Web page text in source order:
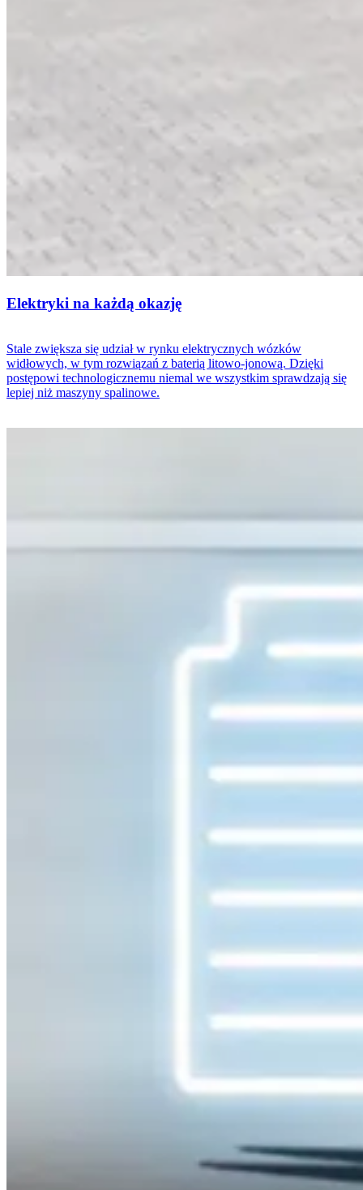
Elektryki na każdą okazję
Stale zwiększa się udział w rynku elektrycznych wózków
widłowych, w tym rozwiązań z baterią litowo-jonową. Dzięki
postępowi technologicznemu niemal we wszystkim sprawdzają się
lepiej niż maszyny spalinowe.